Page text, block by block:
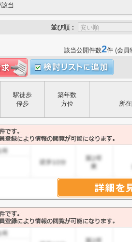
当
並び順：
該当公開件数2件 (会員
駅徒歩
停歩
築年数
方位
所